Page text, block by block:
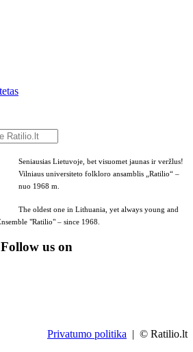
Seniausias Lietuvoje, bet visuomet jaunas ir veržlus!
Vilniaus universiteto folkloro ansamblis „Ratilio“ –
nuo 1968 m.
The oldest one in Lithuania, yet always young and
"Ratilio" – since 1968.
us on
Privatumo politika | © Ratilio.lt